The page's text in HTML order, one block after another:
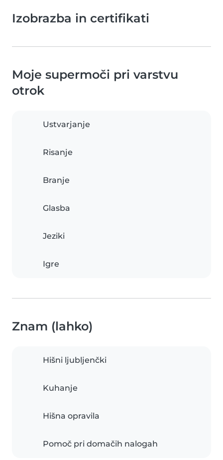
Izobrazba in certifikati
Moje supermoči pri varstvu
otrok
Ustvarjanje
Risanje
Branje
Glasba
Jeziki
Igre
Znam (lahko)
Hišni ljubljenčki
Kuhanje
Hišna opravila
Pomoč pri domačih nalogah